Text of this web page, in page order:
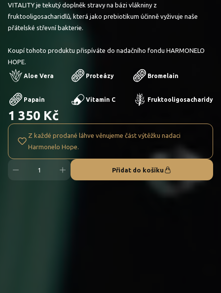
VITALITY je tekutý doplněk stravy na bázi vlákniny z
fruktooligosacharidlů, která jako prebiotikum účinně vyživuje naše
přátelské střevní bakterie.
Koupí tohoto produktu přispíváte do nadačního fondu HARMONELO
HOPE.
Aloe Vera Proteázy Bromelain
Papain Vitamin C Fruktooligosacharidy
1 350 Kč
Z každé prodané láhve věnujeme část výtěžku nadaci
Harmonelo Hope.
Přidat do košíku